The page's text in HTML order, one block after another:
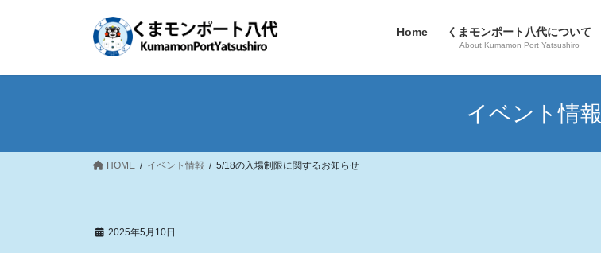
Home くまモンポート八代について
About Kumamon Port Yatsushiro
イベント情報
HOME イベント情報 5/18の入場制限に関するお知らせ
2025年5月10日